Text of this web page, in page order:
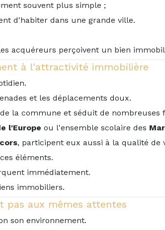
souvent plus simple ;
d'habiter dans une grande ville.
acquéreurs perçoivent un bien
à l'attractivité immobilière
et les déplacements doux.
la commune et séduit de nombreuses
l'Europe ou l'ensemble scolaire des
, participent eux aussi à la qualité de
éléments.
immédiatement.
immobiliers.
pas aux mêmes attentes
son environnement.